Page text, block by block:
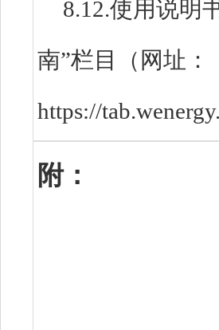
8.12.使用说明
南”栏目（网址：
https://
附：